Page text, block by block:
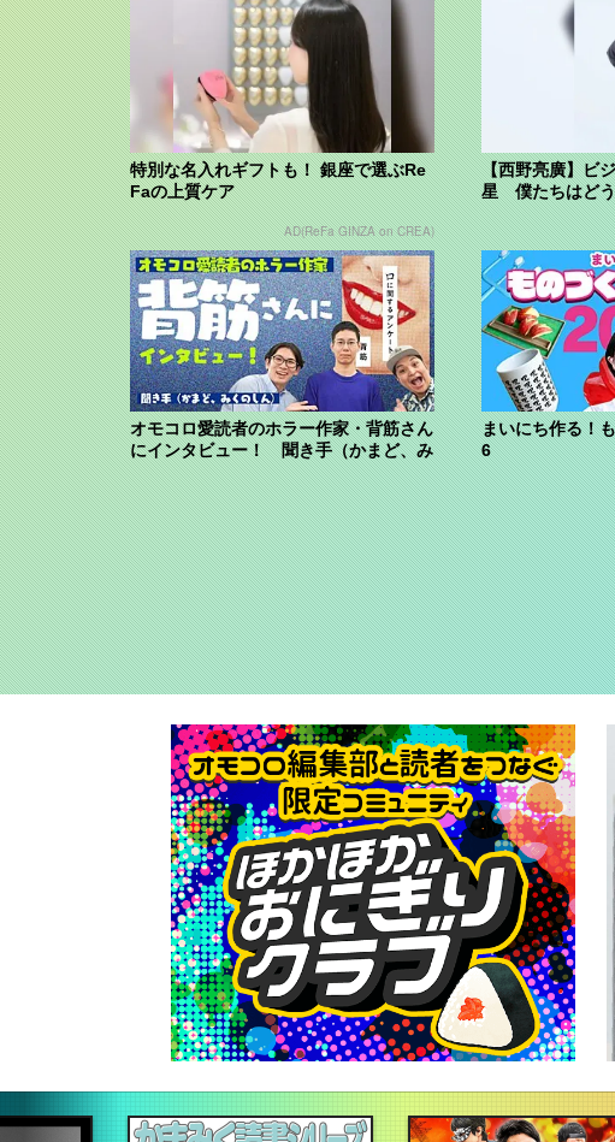
特別な名入れギフトも！ 銀座で選ぶRe
Faの上質ケア
AD(ReFa GINZA on CREA)
【西野亮廣】ビ
星 僕たちはど
オモコロ愛読者のホラー作家・背筋さん
にインタビュー！ 聞き手（かまど、み
くのしん...
まいにち作る！
6